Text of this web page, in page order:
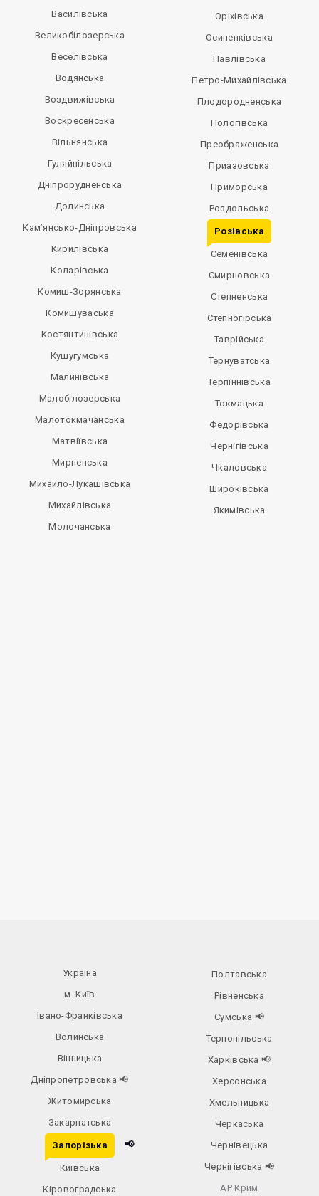
Василівська
Великобілозерська
Веселівська
Водянська
Воздвижівська
Воскресенська
Вільнянська
Гуляйпільська
Дніпрорудненська
Долинська
Кам’янсько-Дніпровська
Кирилівська
Коларівська
Комиш-Зорянська
Комишуваська
Костянтинівська
Кушугумська
Малинівська
Малобілозерська
Малотокмачанська
Матвіївська
Мирненська
Михайло-Лукашівська
Михайлівська
Молочанська
Оріхівська
Осипенківська
Павлівська
Петро-Михайлівська
Плодородненська
Пологівська
Преображенська
Приазовська
Приморська
Роздольська
Розівська
Семенівська
Смирновська
Степненська
Степногірська
Таврійська
Тернуватська
Терпіннівська
Токмацька
Федорівська
Чернігівська
Чкаловська
Широківська
Якимівська
Україна
м. Київ
Івано-Франківська
Волинська
Вінницька
Дніпропетровська📢
Житомирська
Закарпатська
Запорізька 📢
Київська
Кіровоградська
Полтавська
Рівненська
Сумська 📢
Тернопільська
Харківська 📢
Херсонська
Хмельницька
Черкаська
Чернівецька
Чернігівська 📢
АР Крим